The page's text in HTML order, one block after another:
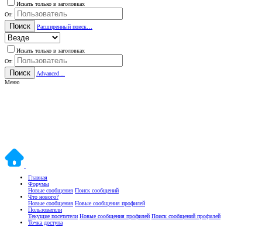
Искать только в заголовках
От:
Поиск Расширенный поиск…
Искать только в заголовках
От:
Поиск
Advanced…
Меню
Главная
Форумы
Новые сообщения Поиск сообщений
Что нового?
Новые сообщения Новые сообщения профилей
Пользователи
Текущие посетители Новые сообщения профилей Поиск сообщений профилей
Точка доступа